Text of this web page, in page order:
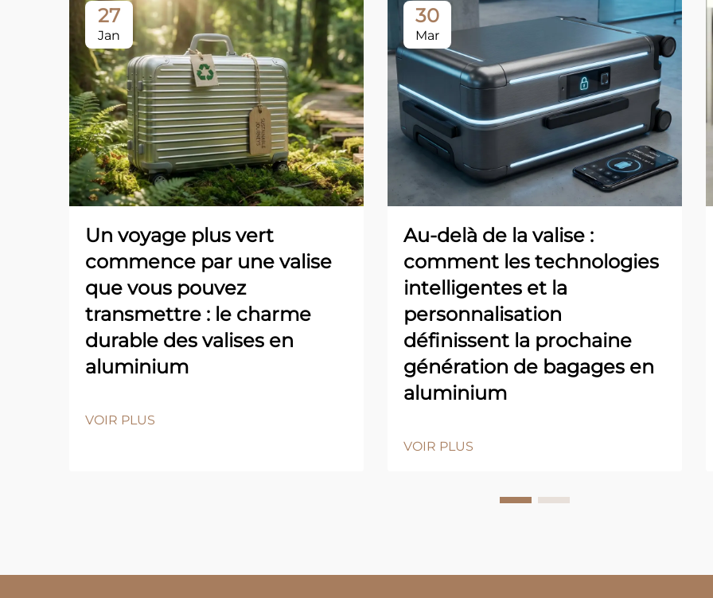
27
Jan
Un voyage plus vert
commence par une valise
que vous pouvez
transmettre : le charme
durable des valises en
aluminium
VOIR PLUS
30
Mar
Au-delà de la valise :
comment les technologies
intelligentes et la
personnalisation
définissent la prochaine
génération de bagages en
aluminium
VOIR PLUS